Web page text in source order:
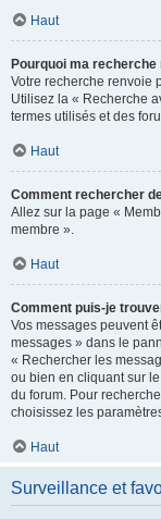
Haut
Pourquoi ma
Votre recherche renvoie
Utilisez la « Recherche
termes utilisés et des
Haut
Comment rechercher
Allez sur la page «
membre ».
Haut
Comment puis-je
Vos messages peuvent
messages » dans le
« Rechercher les
ou bien en cliquant sur
du forum. Pour
choisissez les
Haut
Surveillance et